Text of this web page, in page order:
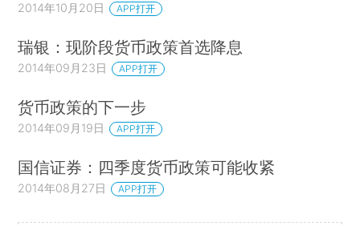
2014年10月20日 APP打开
瑞银：现阶段货币政策首选降息
2014年09月23日 APP打开
货币政策的下一步
2014年09月19日 APP打开
国信证券：四季度货币政策可能收紧
2014年08月27日 APP打开